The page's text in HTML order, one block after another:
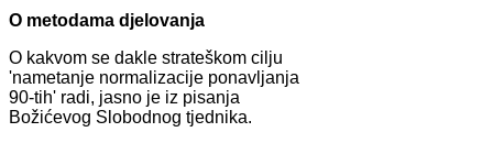
O metodama djelovanja
O kakvom se dakle strateškom cilju
'nametanje normalizacije ponavljanja
90-tih' radi, jasno je iz pisanja
Božićevog Slobodnog tjednika.